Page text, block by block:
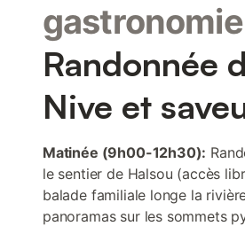
Randonnée
Nive et
Matinée (9h00-12h30):
le sentier de Halsou (accès
balade familiale longe la
panoramas sur les sommets